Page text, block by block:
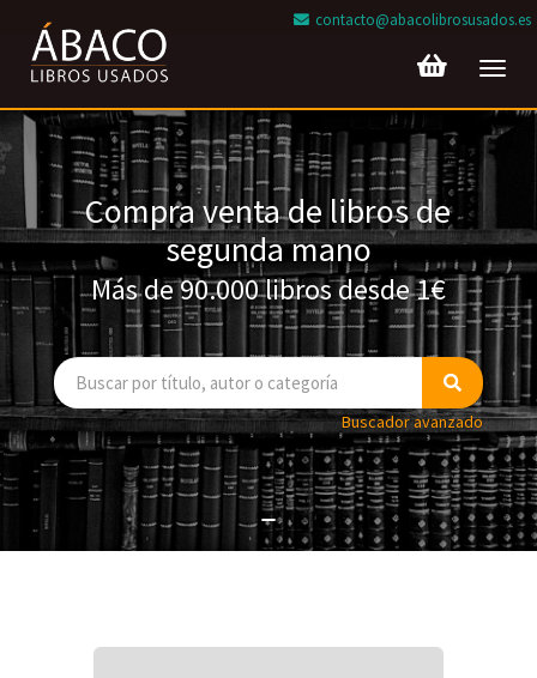
contacto@abacolibrosusados.es
Compra venta de libros de
segunda mano
Más de 90.000 libros desde 1€
Buscador avanzado